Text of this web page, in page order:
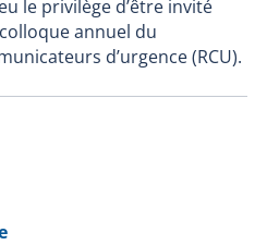
le privilège d’être invité
annuel du
d’urgence (RCU).